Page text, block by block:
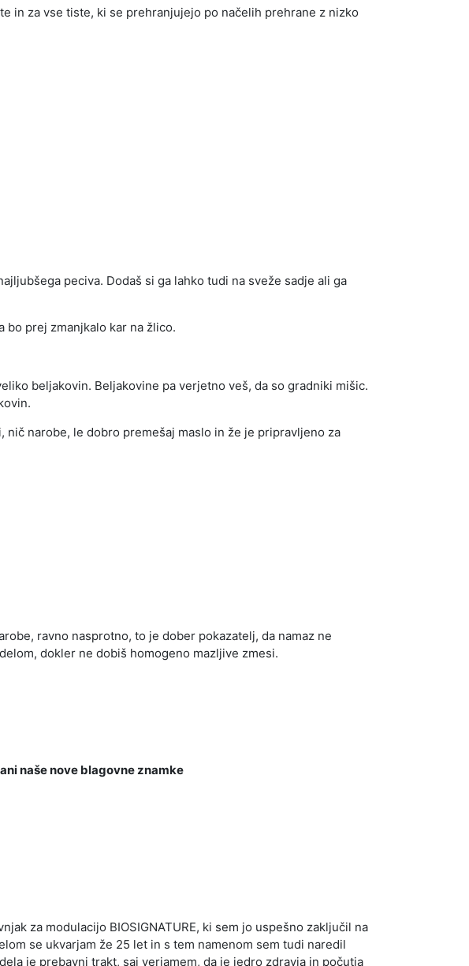
in za vse tiste, ki se prehranjujejo po načelih prehrane z nizko
peciva. Dodaš si ga lahko tudi na sveže sadje ali ga
bo prej zmanjkalo kar na žlico.
beljakovin. Beljakovine pa verjetno veš, da so gradniki mišic.
narobe, le dobro premešaj maslo in že je pripravljeno za
ravno nasprotno, to je dober pokazatelj, da namaz ne
dokler ne dobiš homogeno mazljive zmesi.
naše nove blagovne znamke
za modulacijo BIOSIGNATURE, ki sem jo uspešno zaključil na
se ukvarjam že 25 let in s tem namenom sem tudi naredil
je prebavni trakt, saj verjamem, da je jedro zdravja in počutja